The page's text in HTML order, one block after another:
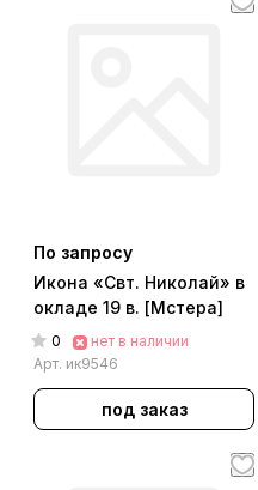
По запросу
Икона «Свт. Николай» в
окладе 19 в. [Мстера]
0
нет в наличии
Арт. ик9546
под заказ